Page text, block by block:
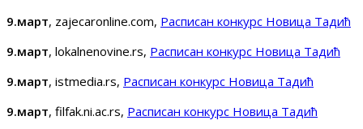
9.март, zajecaronline.com, Расписан конкурс Новица Тадић
9.март, lokalnenovine.rs, Расписан конкурс Новица Тадић
9.март, istmedia.rs, Расписан конкурс Новица Тадић
9.март, filfak.ni.ac.rs, Расписан конкурс Новица Тадић